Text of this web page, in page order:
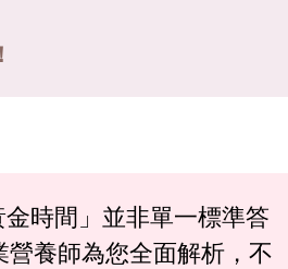
時間」並非單一標準答
養師為您全面解析，不